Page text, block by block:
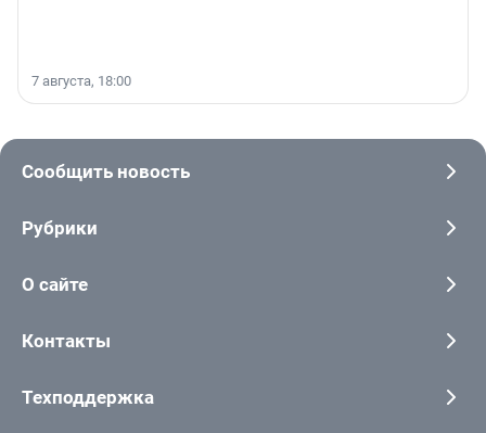
7 августа, 18:00
Сообщить новость
Рубрики
О сайте
Контакты
Техподдержка